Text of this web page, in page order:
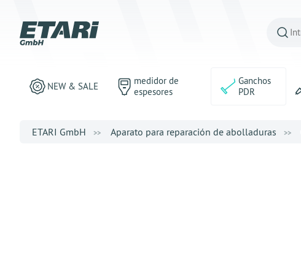
NEW & SALE
medidor de
espesores
Ganchos
PDR
ETARI GmbH Aparato para reparación de abolladuras